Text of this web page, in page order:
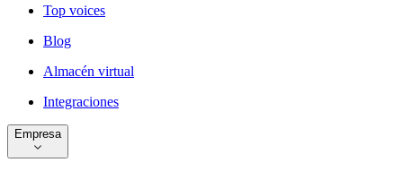
Top voices
Blog
Almacén virtual
Integraciones
Empresa